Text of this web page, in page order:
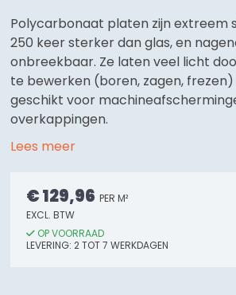
Polycarbonaat platen zijn extreem
250 keer sterker dan glas, en
onbreekbaar. Ze laten veel licht
te bewerken (boren, zagen,
geschikt voor
overkappingen.
Lees meer
€ 129,96 PER M²
EXCL. BTW
OP VOORRAAD
LEVERING: 2TOT 7 WERKDAGEN